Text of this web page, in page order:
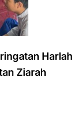
Harlah
Ziarah